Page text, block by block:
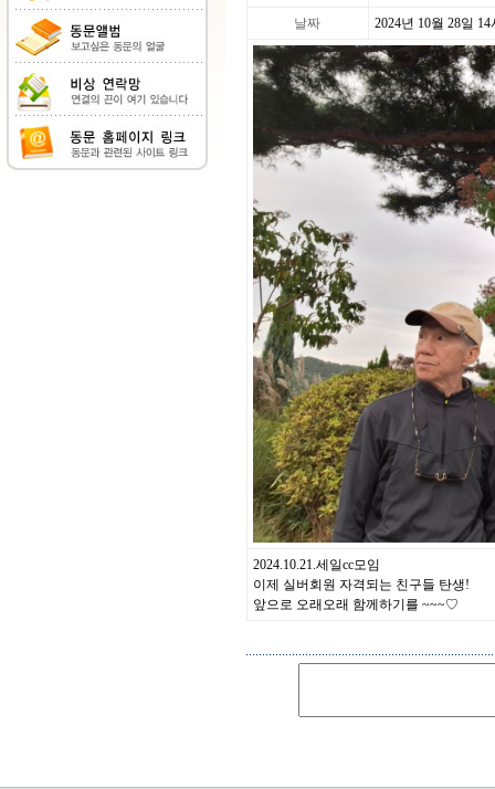
날짜 2024년 10월 28일 14
2024.10.21.세일cc모임
이제 실버회원 자격되는 친구들 탄생!
앞으로 오래오래 함께하기를 ~~~♡